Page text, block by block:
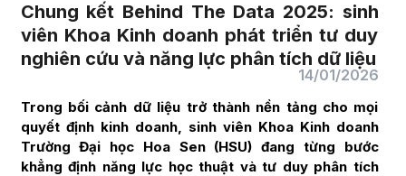
Chung kết Behind The Data 2025: sinh
viên Khoa Kinh doanh phát triển tư duy
nghiên cứu và năng lực phân tích dữ liệu
14/01/2026
Trong bối cảnh dữ liệu trở thành nền tảng cho mọi
quyết định kinh doanh, sinh viên Khoa Kinh doanh
Trường Đại học Hoa Sen (HSU) đang từng bước
khẳng định năng lực học thuật và tư duy phân tích